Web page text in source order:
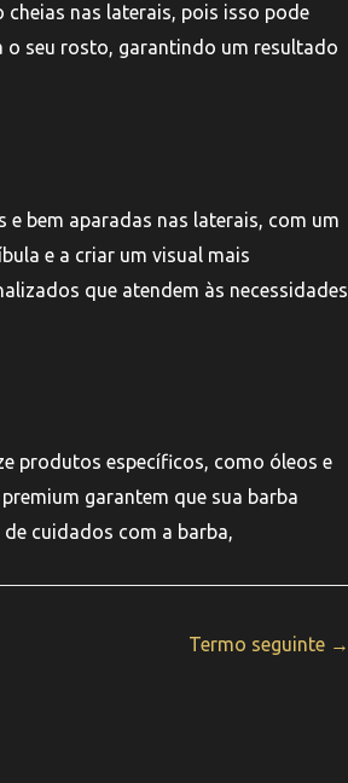
nas laterais, pois isso pode
o seu rosto, garantindo um resultado
bem aparadas nas laterais, com um
e a criar um visual mais
que atendem às necessidades
produtos específicos, como óleos e
garantem que sua barba
cuidados com a barba,
Termo seguinte →